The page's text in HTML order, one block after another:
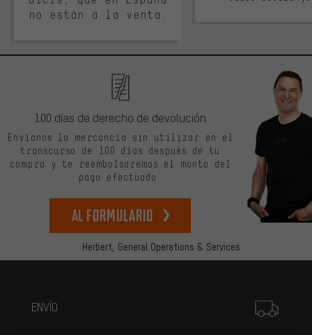
no están a la venta.
Herbert, General Operations & Services
100 días de derecho de devolución
Envíanos la mercancía sin utilizar en el
transcurso de 100 días después de tu
compra y te reembolsaremos el monto del
pago efectuado.
Al formulario
ENVÍO